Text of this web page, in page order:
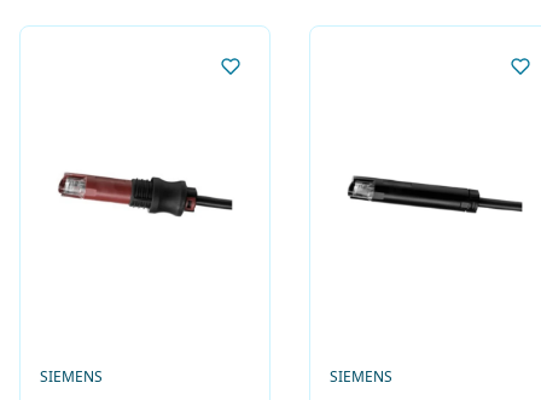
PRODUCENT
SIEMENS PRODUCENT
SIEMENS